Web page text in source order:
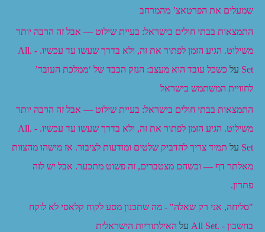
שמעלים את הפרטאצ’ מהמרחב
התמצאות בבתי חולים בישראל: בעיית שילוט — אבל זה הרבה יותר
משילוט. הגיע הזמן לפתור את זה, ולא בדרך שעשו עד עכשיו. - .All
Set על כשכל עובד הוא מעצב: הנזק הכבד של ‘ממלכת העובד’
לחוויית המשתמש בישראל
התמצאות בבתי חולים בישראל: בעיית שילוט — אבל זה הרבה יותר
משילוט. הגיע הזמן לפתור את זה, ולא בדרך שעשו עד עכשיו. - .All
Set על תמיד צריך להדביק שלטים ומודעות לציבור. אז מישהו מהצוות
מאלתר דף — וכשהם מצטברים, זה פשוט מתכער. אבל יש לזה
פתרון.
"סליחה, אני רק שאלה" - מה שתכנון מסע לקוח קלאסי לא לוקח
בחשבון - .All Set
על האילתוריות הישראלית